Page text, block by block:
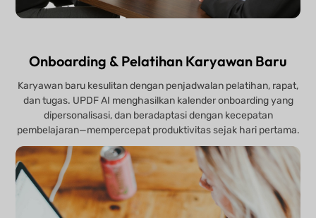
Onboarding & Pelatihan Karyawan Baru
Karyawan baru kesulitan dengan penjadwalan pelatihan, rapat,
dan tugas. UPDF AI menghasilkan kalender onboarding yang
dipersonalisasi, dan beradaptasi dengan kecepatan
pembelajaran—mempercepat produktivitas sejak hari pertama.